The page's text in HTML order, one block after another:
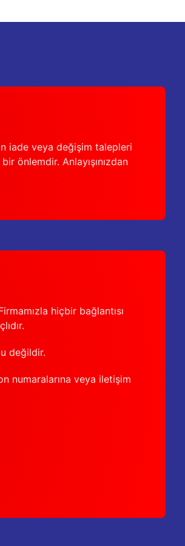
iade veya değişim talepleri
önlemdir. Anlayışınızdan
hiçbir bağlantısı
değildir.
numaralarına veya iletişim